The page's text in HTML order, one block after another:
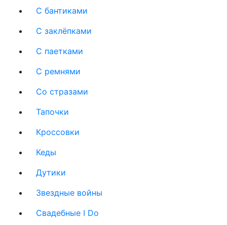
С бантиками
С заклёпками
С паетками
С ремнями
Со стразами
Тапочки
Кроссовки
Кеды
Дутики
Звездные войны
Свадебные I Do